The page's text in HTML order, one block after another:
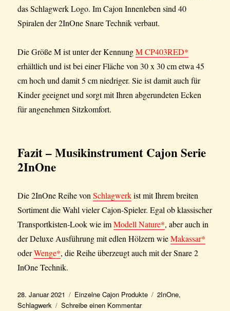
das Schlagwerk Logo. Im Cajon Innenleben sind 40
Spiralen der 2InOne Snare Technik verbaut.
Die Größe M ist unter der KennungM CP403RED*
erhältlich und ist bei einer Fläche von 30 x 30 cm etwa 45
cm hoch und damit 5 cm niedriger. Sie ist damit auch für
Kinder geeignet und sorgt mit Ihren abgerundeten Ecken
für angenehmen Sitzkomfort.
Fazit– Musikinstrument Cajon Serie
2InOne
Die 2InOne Reihe vonSchlagwerkist mit Ihrem breiten
Sortiment die Wahl vieler Cajon-Spieler. Egal ob klassischer
Transportkisten-Look wie imModell Nature*, aber auch in
der Deluxe Ausführung mit edlen Hölzern wieMakassar*
oderWenge*, die Reihe überzeugt auch mit der Snare 2
InOne Technik.
Veröffentlicht
am
28. Januar 2021 Kategorien
Einzelne Cajon Produkte Schlagwörter
2InOne,
Schlagwerk
Schreibe einen Kommentarzu